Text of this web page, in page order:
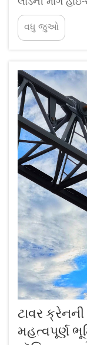
સ્કોપને
હાઇ-રાઇઝ
આવશ્યક છે. તેના
વધુ જુઓ
ટાવર
મહત્વપૂર્ણ